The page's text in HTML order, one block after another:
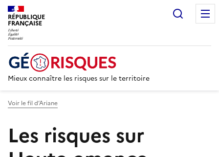
RÉPUBLIQUE
FRANÇAISE
Mieux connaître les risques sur le territoire
Voir le fil d’Ariane
Les risques sur